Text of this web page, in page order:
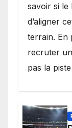
savoir si le
d’aligner
terrain. En
recruter
pas la